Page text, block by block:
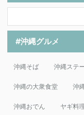
#沖縄グルメ
沖縄そば 沖縄ステ
沖縄の大衆食堂 沖
沖縄おでん ヤギ料